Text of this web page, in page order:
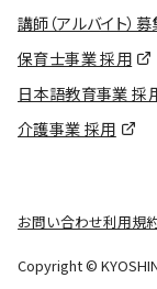
講師（アルバイト）募
保育士事業 採用
日本語教育事業 採
介護事業 採用
お問い合わせ利用規
Copyright ©